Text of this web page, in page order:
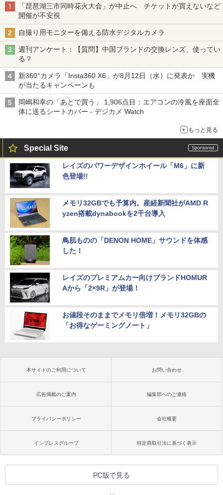
「琵琶湖三市同時花火大会」が中止へ チケットが買えないなど
開催が不安視
自撮り用モニターを備える防水デジタルカメラ
週刊アンケート：【質問】中国ブランドの交換レンズ、使ってい
る？
新360°カメラ「Insta360 X6」が8月12日（水）に発表か 実機
が当たるキャンペーンも
岡嶋和幸の「あとで買う」 1,906点目：エアコンの冷風を座面全
体に送るシートカバー - デジカメ Watch
もっと見る
Special Site
レイズのパワーデザインホイール「M6」に新
色登場!!
メモリ32GBでも予算内。産経新聞社がAMD R
yzen搭載dynabookを2千台導入
鳥肌ものの「DENON HOME」サウンドを体感
した！
レイズのプレミアムカー向けブランドHOMUR
Aから「2×9R」が登場！
お値段そのままでメモリ倍増！メモリ32GBの
「お得なゲーミングノート」
本サイトのご利用について お問い合わせ
広告掲載のご案内 編集部へのご連絡
プライバシーポリシー 会社概要
インプレスグループ 特定商取引法に基づく表示
PC版で見る